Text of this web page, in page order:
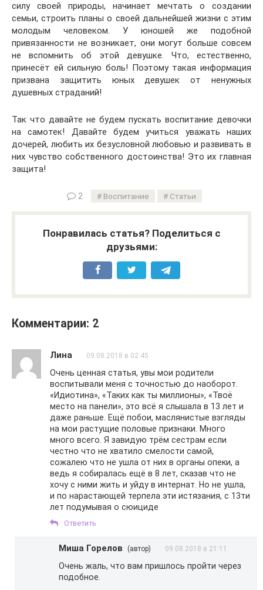
силу своей природы, начинает мечтать о создании
семьи, строить планы о своей дальнейшей жизни с этим
молодым человеком. У юношей же подобной
привязанности не возникает, они могут больше совсем
не вспомнить об этой девушке. Что, естественно,
принесёт ей сильную боль! Поэтому такая информация
призвана защитить юных девушек от ненужных
душевных страданий!
Так что давайте не будем пускать воспитание девочки
на самотек! Давайте будем учиться уважать наших
дочерей, любить их безусловной любовью и развивать в
них чувство собственного достоинства! Это их главная
защита!
2 Воспитание Статьи
Понравилась статья? Поделиться с
друзьями:
Комментарии: 2
Лина 09.08.2018 в 02:45
Очень ценная статья, увы мои родители
воспитывали меня с точностью до наоборот.
«Идиотина», «Таких как ты миллионы», «Твоё
место на панели», это всё я слышала в 13 лет и
даже раньше. Ещё побои, маслянистые взгляды
на мои растущие половые признаки. Много
много всего. Я завидую трём сестрам если
честно что не хватило смелости самой,
сожалею что не ушла от них в органы опеки, а
ведь я собиралась ещё в 8 лет, сказав что не
хочу с ними жить и уйду в интернат. Но не ушла,
и по нарастающей терпела эти истязания, с 13ти
лет подумывая о сюициде
Ответить
Миша Горелов (автор) 09.08.2018 в 21:11
Очень жаль, что вам пришлось пройти через
подобное.